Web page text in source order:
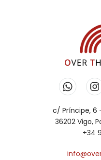
c/ Príncipe, 6
36202 Vigo,
+34